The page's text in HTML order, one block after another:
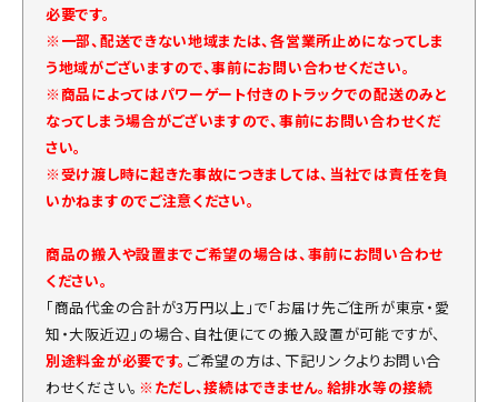
必要です。
※一部、配送できない地域または、各営業所止めになってしま
う地域がございますので、事前にお問い合わせください。
※商品によってはパワーゲート付きのトラックでの配送のみと
なってしまう場合がございますので、事前にお問い合わせくだ
さい。
※受け渡し時に起きた事故につきましては、当社では責任を負
いかねますのでご注意ください。
商品の搬入や設置までご希望の場合は、事前にお問い合わせ
ください。
「商品代金の合計が3万円以上」で「お届け先ご住所が東京・愛
知・大阪近辺」の場合、自社便にての搬入設置が可能ですが、
別途料金が必要です。 ご希望の方は、下記リンクよりお問い合
わせください。 ※ただし、接続はできません。給排水等の接続